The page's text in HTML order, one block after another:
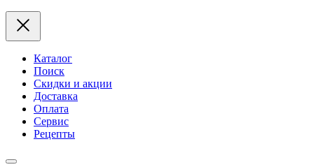
Каталог
Поиск
Скидки и акции
Доставка
Оплата
Сервис
Рецепты